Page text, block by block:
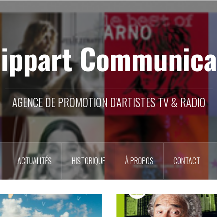
AGENCE DE PROMOTION D'ARTISTES TV & RADIO
ACTUALITÉS HISTORIQUE À PROPOS CONTACT